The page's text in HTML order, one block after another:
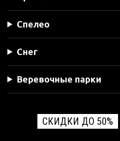
Спелео
Снег
Веревочные парки
СКИДКИ ДО 50%